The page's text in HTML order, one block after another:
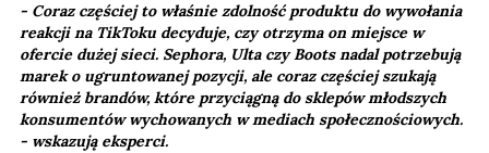
- Coraz częściej to właśnie zdolność produktu do wywołania
reakcji na TikToku decyduje, czy otrzyma on miejsce w
ofercie dużej sieci. Sephora, Ulta czy Boots nadal potrzebują
marek o ugruntowanej pozycji, ale coraz częściej szukają
również brandów, które przyciągną do sklepów młodszych
konsumentów wychowanych w mediach społecznościowych.​
- wskazują eksperci.